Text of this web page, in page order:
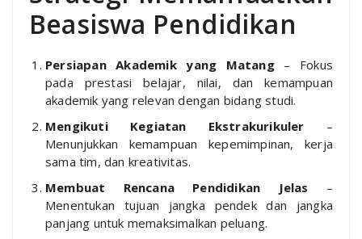
Beasiswa Pendidikan
Persiapan Akademik yang Matang– Fokus
pada prestasi belajar, nilai, dan kemampuan
akademik yang relevan dengan bidang studi.
Mengikuti Kegiatan Ekstrakurikuler –
Menunjukkan kemampuan kepemimpinan, kerja
sama tim, dan kreativitas.
Membuat Rencana Pendidikan Jelas –
Menentukan tujuan jangka pendek dan jangka
panjang untuk memaksimalkan peluang.